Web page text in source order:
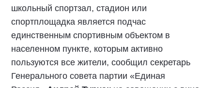
школьный спортзал, стадион или
спортплощадка является подчас
единственным спортивным объектом в
населенном пункте, которым активно
пользуются все жители, сообщил секретарь
Генерального совета партии «Единая